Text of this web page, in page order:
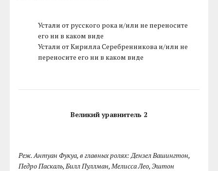
Устали от русского рока и/или не переносите
его ни в каком виде
Устали от Кирилла Серебренникова и/или не
переносите его ни в каком виде
Великий уравнитель 2
Реж. Антуан Фукуа, в главных ролях: Дензел Вашингтон,
Педро Паскаль, Билл Пуллман, Мелисса Лео, Эштон